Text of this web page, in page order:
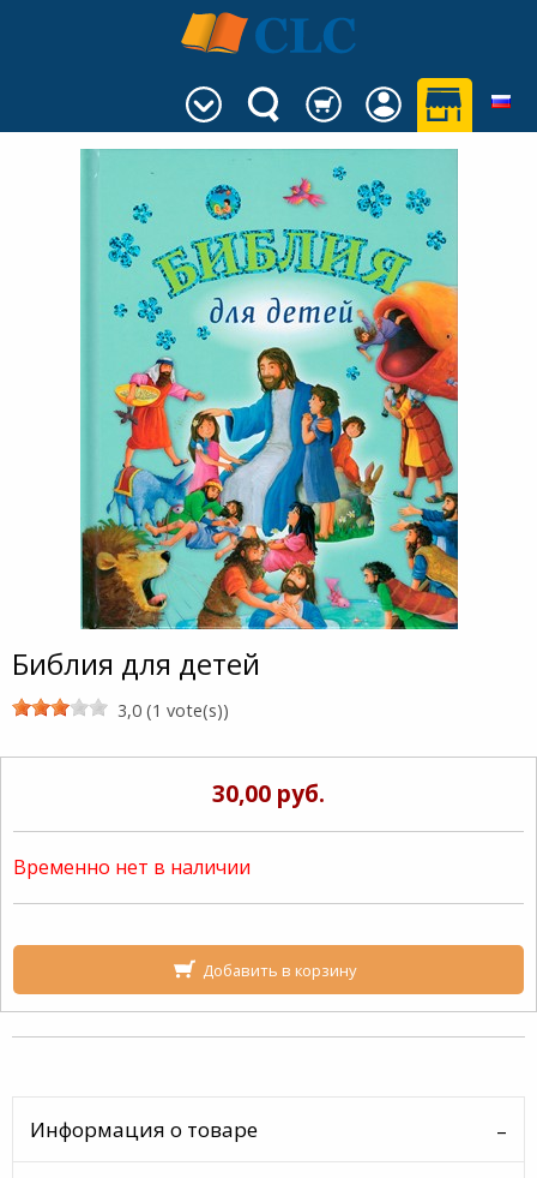
Библия для детей
3,0 (1 vote(s))
30,00 руб.
Временно нет в наличии
Добавить в корзину
Информация о товаре